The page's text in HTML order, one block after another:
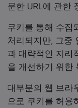
문한 URL에 관한
쿠키를 통해 수집
처리되지만, 그중
과 대략적인 지리
을 개선하기 위한
대부분의 웹 브라
으로 쿠키를 허용